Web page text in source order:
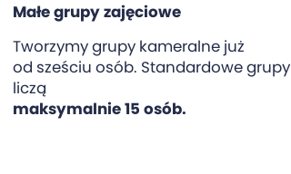
Małe grupy zajęciowe
Tworzymy grupy kameralne już
od sześciu osób. Standardowe grupy
liczą
maksymalnie 15 osób.